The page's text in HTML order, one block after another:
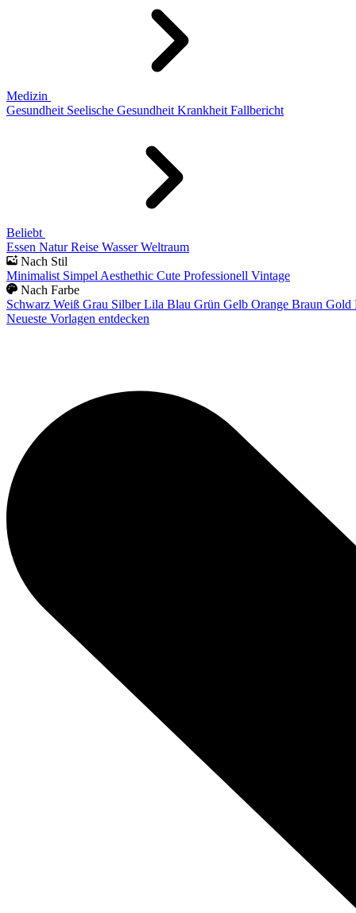
Medizin
Gesundheit Seelische Gesundheit Krankheit Fallbericht
Beliebt
Essen Natur Reise Wasser Weltraum
Nach Stil
Minimalist Simpel Aesthethic Cute Professionell Vintage
Nach Farbe
Schwarz Weiß Grau Silber Lila Blau Grün Gelb Orange Braun Gold
Neueste Vorlagen entdecken